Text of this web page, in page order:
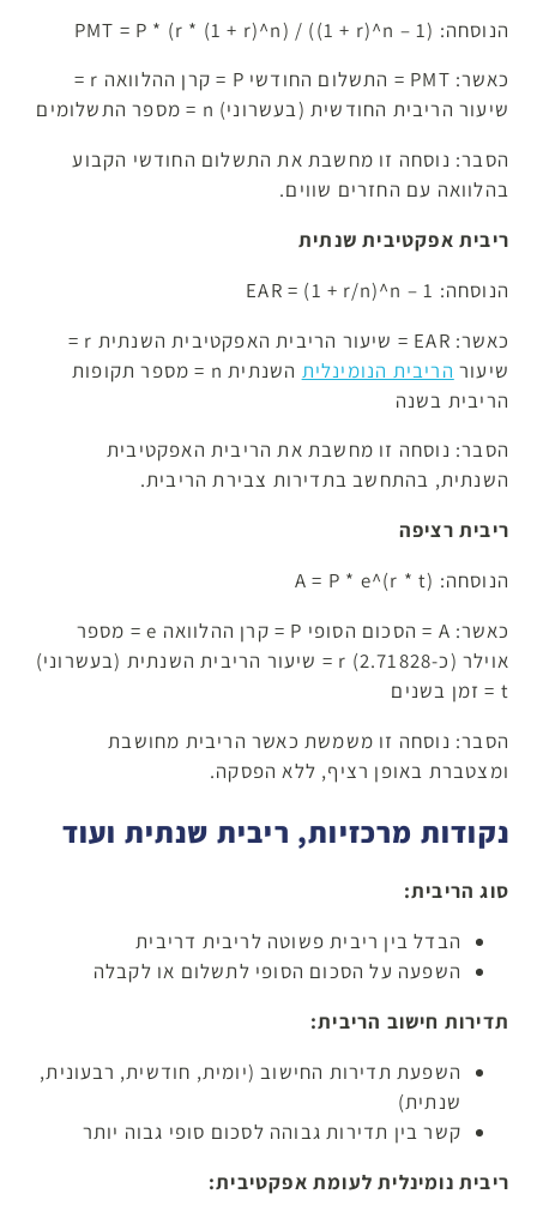
הנוסחה: PMT = P * (r * (1 + r)^n) / ((1 + r)^n – 1)
כאשר: PMT = התשלום החודשי P = קרן ההלוואה r =
שיעור הריבית החודשית (בעשרוני) n = מספר התשלומים
הסבר: נוסחה זו מחשבת את התשלום החודשי הקבוע
בהלוואה עם החזרים שווים.
ריבית אפקטיבית שנתית
הנוסחה: EAR = (1 + r/n)^n – 1
כאשר: EAR = שיעור הריבית האפקטיבית השנתית r =
שיעור הריבית הנומינלית
השנתית n = מספר תקופות
הריבית בשנה
הסבר: נוסחה זו מחשבת את הריבית האפקטיבית
השנתית, בהתחשב בתדירות צבירת הריבית.
ריבית רציפה
הנוסחה: A = P * e^(r * t)
כאשר: A = הסכום הסופי P = קרן ההלוואה e = מספר
אוילר (כ-2.71828) r = שיעור הריבית השנתית (בעשרוני)
t = זמן בשנים
הסבר: נוסחה זו משמשת כאשר הריבית מחושבת
ומצטברת באופן רציף, ללא הפסקה.
נקודות מרכזיות, ריבית שנתית ועוד
סוג הריבית:
הבדל בין ריבית פשוטה לריבית דריבית
השפעה על הסכום הסופי לתשלום או לקבלה
תדירות חישוב הריבית:
השפעת תדירות החישוב (יומית, חודשית, רבעונית,
שנתית)
קשר בין תדירות גבוהה לסכום סופי גבוה יותר
ריבית נומינלית לעומת אפקטיבית: